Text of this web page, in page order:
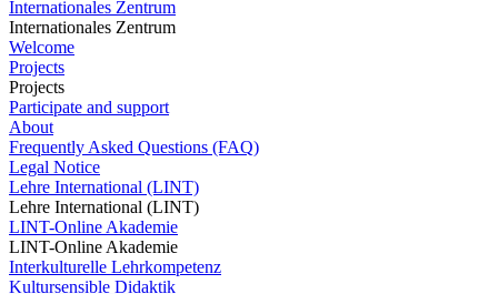
Internationales Zentrum
Internationales Zentrum
Welcome
Projects
Projects
Participate and support
About
Frequently Asked Questions (FAQ)
Legal Notice
Lehre International (LINT)
Lehre International (LINT)
LINT-Online Akademie
LINT-Online Akademie
Interkulturelle Lehrkompetenz
Kultursensible Didaktik